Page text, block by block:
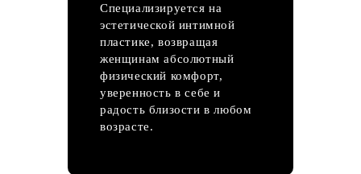
Специализируется на
эстетической интимной
пластике, возвращая
женщинам абсолютный
физический комфорт,
уверенность в себе и
радость близости в любом
возрасте.